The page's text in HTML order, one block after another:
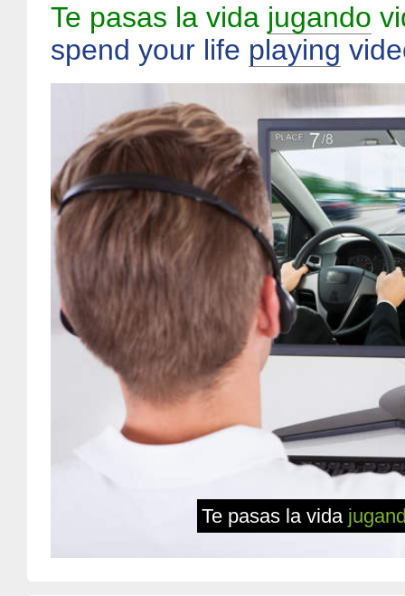
Te pasas la vida jugando
spend your life playing
Te pasas la vida